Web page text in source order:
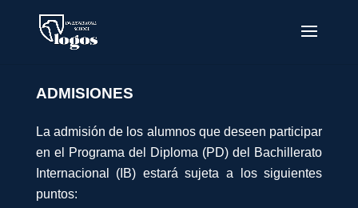
ADMISIONES
La admisión de los alumnos que deseen participar
en el Programa del Diploma (PD) del Bachillerato
Internacional (IB) estará sujeta a los siguientes
puntos: